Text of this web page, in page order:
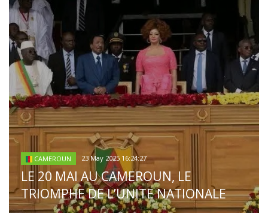
CAMEROUN 23 May 2025 16:24:27
LE 20 MAI AU CAMEROUN, LE
TRIOMPHE DE L’UNITE NATIONALE